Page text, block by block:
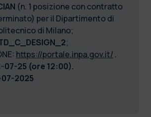
(n. 1 posizione con contratto
per il Dipartimento di
di Milano;
;
https://portale.inpa.gov.it/ .
07-25 (ore 12:00).
07-2025